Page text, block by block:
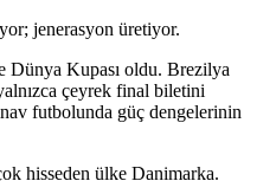
jenerasyon üretiyor.
Dünya Kupası oldu. Brezilya
çeyrek final biletini
futbolunda güç dengelerinin
hisseden ülke Danimarka.